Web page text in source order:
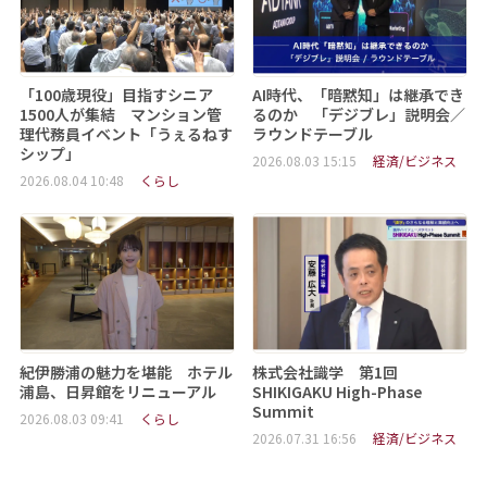
「100歳現役」目指すシニア
1500人が集結 マンション管
理代務員イベント「うぇるねす
シップ」
2026.08.04 10:48 くらし
AI時代、「暗黙知」は継承でき
るのか 「デジブレ」説明会／
ラウンドテーブル
2026.08.03 15:15 経済/ビジネス
紀伊勝浦の魅力を堪能 ホテル
浦島、日昇館をリニューアル
2026.08.03 09:41 くらし
株式会社識学 第1回
SHIKIGAKU High-Phase
Summit
2026.07.31 16:56 経済/ビジネス